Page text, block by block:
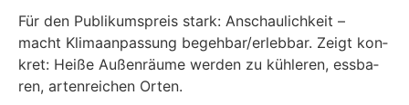
Für den Publi­kums­preis stark: Anschau­lich­keit –
macht Kli­ma­an­pas­sung begehbar/erlebbar. Zeigt kon­
kret: Hei­ße Außen­räu­me wer­den zu küh­le­ren, ess­ba­
ren, arten­rei­chen Orten.